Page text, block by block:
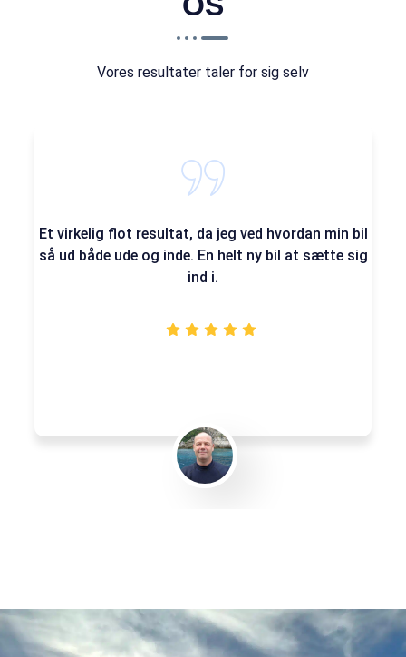
Vores resultater taler for sig selv
Et virkelig flot resultat, da jeg ved hvordan min bil
så ud både ude og inde. En helt ny bil at sætte sig
ind i.